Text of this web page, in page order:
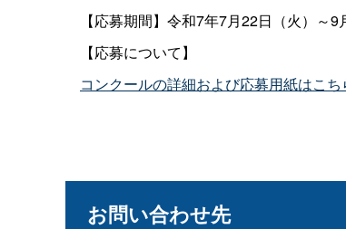
【応募期間】令和7年7月22日（火）～9
【応募について】
コンクールの詳細および応募用紙はこち
お問い合わせ先